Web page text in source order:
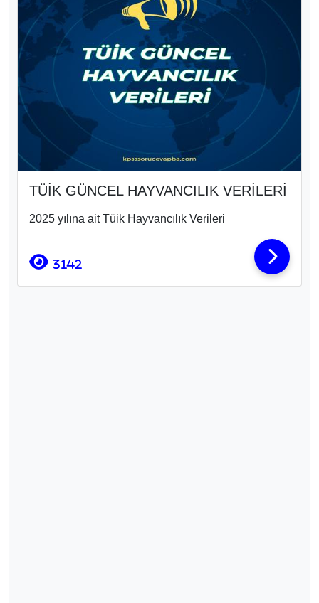
TÜİK GÜNCEL HAYVANCILIK VERİLERİ
2025 yılına ait Tüik Hayvancılık Verileri
3142